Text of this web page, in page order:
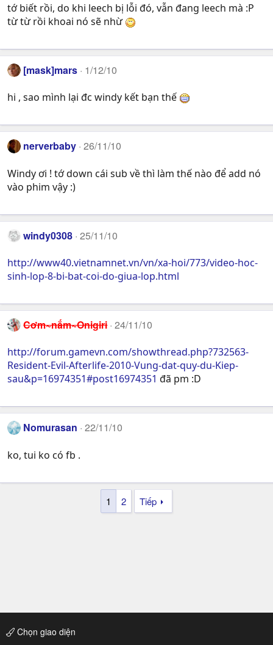
tớ biết rồi, do khi leech bị lỗi đó, vẫn đang leech mà :P
từ từ rồi khoai nó sẽ nhừ
[mask]mars 1/12/10
hi , sao mình lại đc windy kết bạn thế
nerverbaby 26/11/10
Windy ơi ! tớ down cái sub về thì làm thế nào để add nó
vào phim vậy :)
windy0308 25/11/10
http://www40.vietnamnet.vn/vn/xa-hoi/773/video-hoc-
sinh-lop-8-bi-bat-coi-do-giua-lop.html
Cơm~nắm~Onigiri 24/11/10
http://forum.gamevn.com/showthread.php?732563-
Resident-Evil-Afterlife-2010-Vung-dat-quy-du-Kiep-
sau&p=16974351#post16974351 đã pm :D
Nomurasan 22/11/10
ko, tui ko có fb .
1 2 Tiếp
Chọn giao diện